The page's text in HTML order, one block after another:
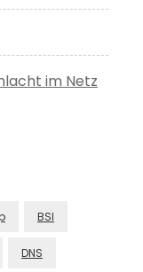
im Netz
BSI
DNS